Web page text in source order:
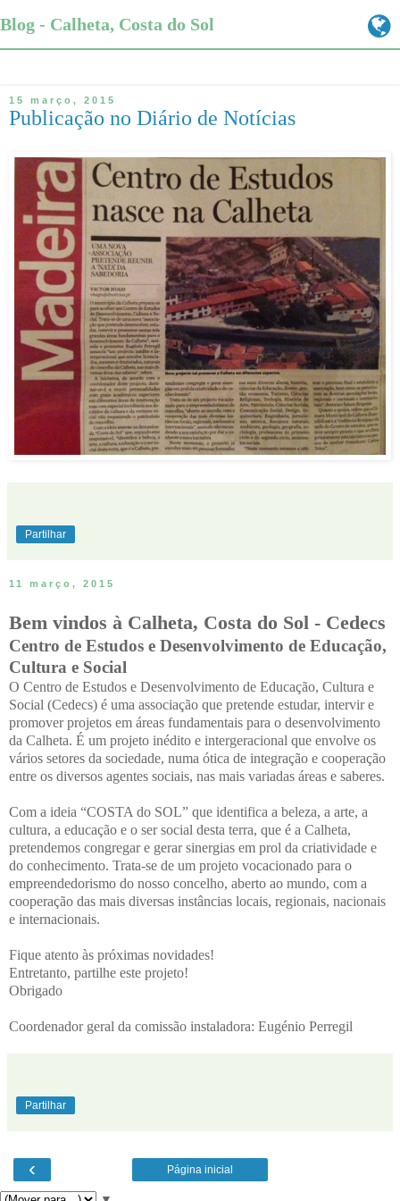
Blog - Calheta, Costa do Sol
15 março, 2015
Publicação no Diário de Notícias
Partilhar
11 março, 2015
Bem vindos à Calheta, Costa do Sol - Cedecs
Centro de Estudos e Desenvolvimento de Educação,
Cultura e Social
O Centro de Estudos e Desenvolvimento de Educação, Cultura e
Social (Cedecs) é uma associação que pretende estudar, intervir e
promover projetos em áreas fundamentais para o desenvolvimento
da Calheta. É um projeto inédito e intergeracional que envolve os
vários setores da sociedade, numa ótica de integração e cooperação
entre os diversos agentes sociais, nas mais variadas áreas e saberes.
Com a ideia “COSTA do SOL” que identifica a beleza, a arte, a
cultura, a educação e o ser social desta terra, que é a Calheta,
pretendemos congregar e gerar sinergias em prol da criatividade e
do conhecimento. Trata-se de um projeto vocacionado para o
empreendedorismo do nosso concelho, aberto ao mundo, com a
cooperação das mais diversas instâncias locais, regionais, nacionais
e internacionais.
Fique atento às próximas novidades!
Entretanto, partilhe este projeto!
Obrigado
Coordenador geral da comissão instaladora: Eugénio Perregil
Partilhar
‹ Página inicial